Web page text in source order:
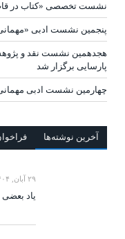
نشست تخصصی «کتاب در
پنجمین نشست ادبی
هجدهمین نشست نقد و
پارسایی برگزار شد
چهارمین نشست ادبی
آخرين‌ نوشته‌ها
۲۹ آبان, ۱۴۰۴
یاد